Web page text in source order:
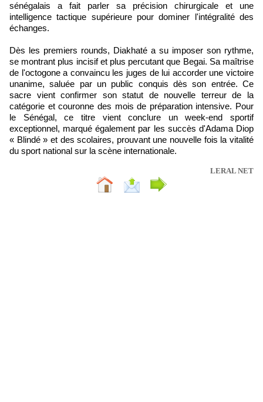
sénégalais a fait parler sa précision chirurgicale et une
intelligence tactique supérieure pour dominer l'intégralité des
échanges.
Dès les premiers rounds, Diakhaté a su imposer son rythme,
se montrant plus incisif et plus percutant que Begai. Sa maîtrise
de l'octogone a convaincu les juges de lui accorder une victoire
unanime, saluée par un public conquis dès son entrée. Ce
sacre vient confirmer son statut de nouvelle terreur de la
catégorie et couronne des mois de préparation intensive. Pour
le Sénégal, ce titre vient conclure un week-end sportif
exceptionnel, marqué également par les succès d'Adama Diop
« Blindé » et des scolaires, prouvant une nouvelle fois la vitalité
du sport national sur la scène internationale.
LERAL NET